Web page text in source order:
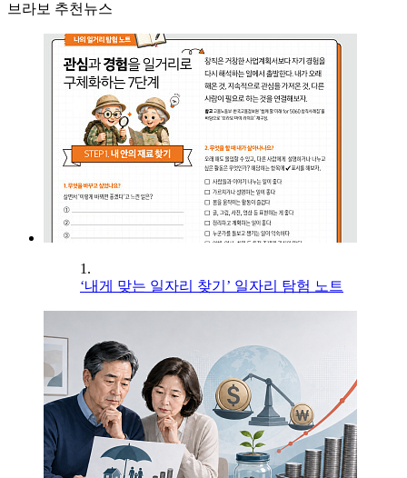
브라보 추천뉴스
1.
‘내게 맞는 일자리 찾기’ 일자리 탐험 노트